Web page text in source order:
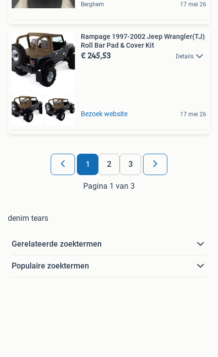
Berghem 17 mei 26
Rampage 1997-2002 Jeep Wrangler(TJ)
Roll Bar Pad & Cover Kit
€ 245,53 Details
Bezoek website 17 mei 26
1 2 3
Pagina 1 van 3
denim tears
Gerelateerde zoektermen
Populaire zoektermen